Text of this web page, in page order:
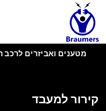
content
מטענים ואביזרים לרכב
קירור למעבד